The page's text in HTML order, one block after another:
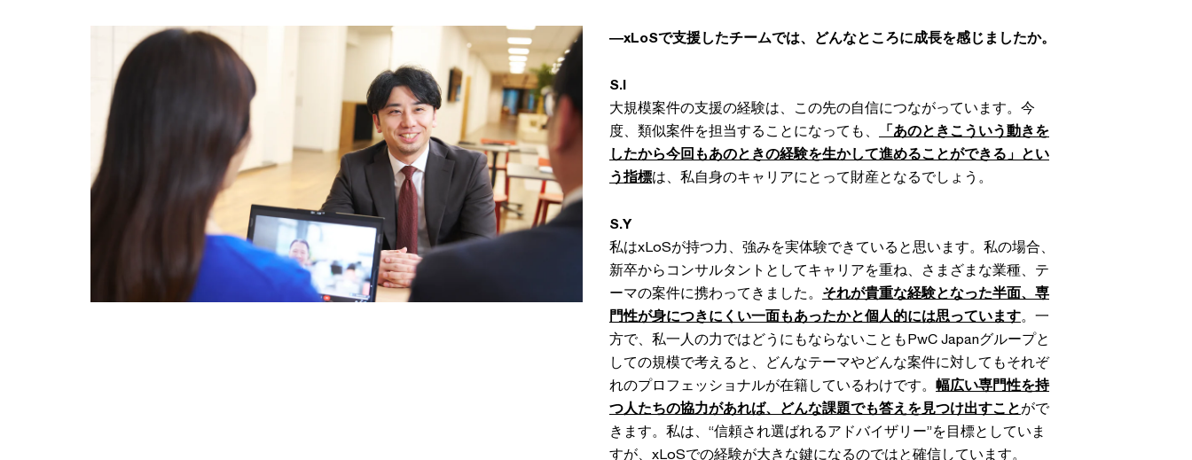
―xLoSで支援したチームでは、どんなところに成長を感じましたか。
S.I
大規模案件の支援の経験は、この先の自信につながっています。今
度、類似案件を担当することになっても、
「あのときこういう動きを
したから今回もあのときの経験を生かして進めることができる」とい
う指標は、私自身のキャリアにとって財産となるでしょう。
S.Y
私はxLoSが持つ力、強みを実体験できていると思います。私の場合、
新卒からコンサルタントとしてキャリアを重ね、さまざまな業種、テ
ーマの案件に携わってきました。 それが貴重な経験となった半面、専
門性が身につきにくい一面もあったかと個人的には思っています。一
方で、私一人の力ではどうにもならないこともPwC Japanグループと
しての規模で考えると、どんなテーマやどんな案件に対してもそれぞ
れのプロフェッショナルが在籍しているわけです。 幅広い専門性を持
つ人たちの協力があれば、どんな課題でも答えを見つけ出すことがで
きます。私は、“信頼され選ばれるアドバイザリー”を目標としていま
すが、xLoSでの経験が大きな鍵になるのではと確信しています。